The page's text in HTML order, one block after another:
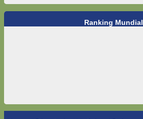
Ranking Mundial